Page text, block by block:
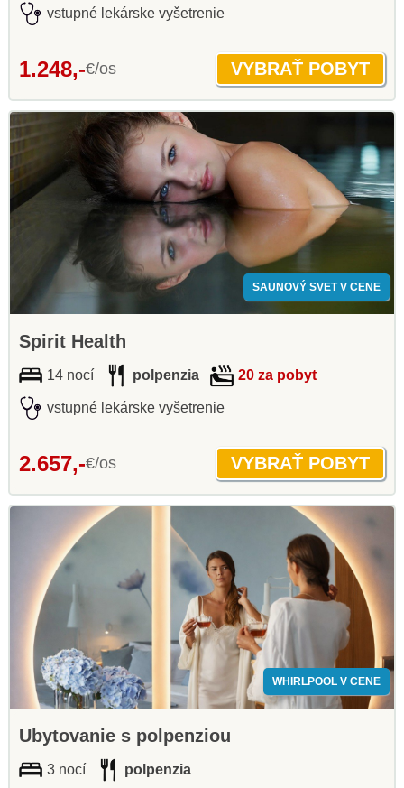
vstupné lekárske vyšetrenie
1.248,-€/os
SAUNOVÝ SVET V CENE
Spirit Health
14 nocí polpenzia 20 za pobyt
vstupné lekárske vyšetrenie
2.657,-€/os
WHIRLPOOL V CENE
Ubytovanie s polpenziou
3 nocí polpenzia